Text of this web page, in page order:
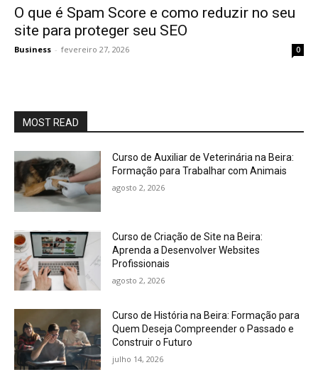
O que é Spam Score e como reduzir no seu
site para proteger seu SEO
Business - fevereiro 27, 2026 0
MOST READ
Curso de Auxiliar de Veterinária na Beira:
Formação para Trabalhar com Animais
agosto 2, 2026
Curso de Criação de Site na Beira:
Aprenda a Desenvolver Websites
Profissionais
agosto 2, 2026
Curso de História na Beira: Formação para
Quem Deseja Compreender o Passado e
Construir o Futuro
julho 14, 2026